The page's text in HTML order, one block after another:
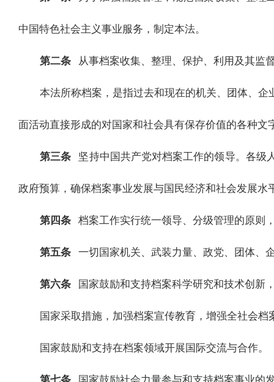
中国特色社会主义事业服务，制定本法。
第二条 从事档案收集、整理、保护、利用及其监
本法所称档案，是指过去和现在的机关、团体、
面活动直接形成的对国家和社会具有保存价值的各种
第三条 坚持中国共产党对档案工作的领导。各级
政府预算，确保档案事业发展与国民经济和社会发展水
第四条 档案工作实行统一领导、分级管理的原则
第五条 一切国家机关、武装力量、政党、团体、
第六条 国家鼓励和支持档案科学研究和技术创新
国家采取措施，加强档案宣传教育，增强全社会档
国家鼓励和支持在档案领域开展国际交流与合作。
第七条 国家鼓励社会力量参与和支持档案事业的